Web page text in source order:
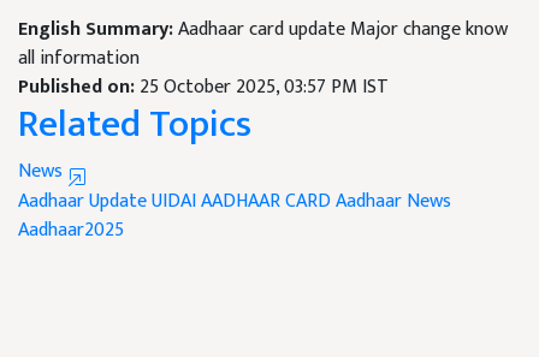
English Summary:Aadhaar card update Major change know
all information
Published on:25 October 2025, 03:57 PM IST
Related Topics
News
Aadhaar UpdateUIDAIAADHAAR CARDAadhaar News
Aadhaar2025